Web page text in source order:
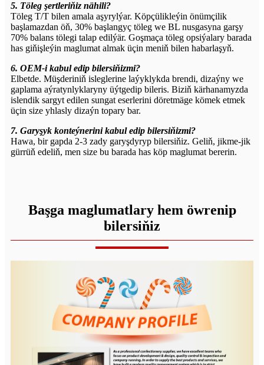
5. Töleg şertleriňiz nähili?
Töleg T/T bilen amala aşyrylýar. Köpçülikleýin önümçilik
başlamazdan öň, 30% başlangyç töleg we BL nusgasyna garşy
70% balans tölegi talap edilýär. Goşmaça töleg opsiýalary barada
has giňişleýin maglumat almak üçin meniň bilen habarlaşyň.
6. OEM-i kabul edip bilersiňizmi?
Elbetde. Müşderiniň isleglerine laýyklykda brendi, dizaýny we
gaplama aýratynlyklaryny üýtgedip bileris. Biziň kärhanamyzda
islendik sargyt edilen sungat eserlerini döretmäge kömek etmek
üçin size yhlasly dizaýn topary bar.
7. Garyşyk konteýnerini kabul edip bilersiňizmi?
Hawa, bir gapda 2-3 zady garyşdyryp bilersiňiz. Geliň, jikme-jik
gürrüň edeliň, men size bu barada has köp maglumat bererin.
Başga maglumatlary hem öwrenip
bilersiňiz